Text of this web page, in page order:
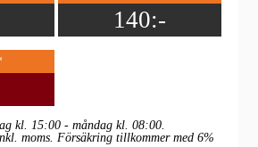
140:-
kl. 15:00 - måndag kl. 08:00.
moms. Försäkring tillkommer med 6%